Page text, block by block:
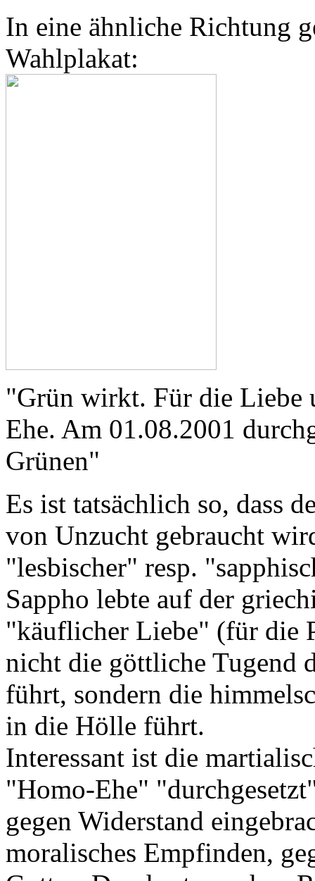
In eine ähnliche Richtung
Wahlplakat:
"Grün wirkt. Für die Liebe
Ehe. Am 01.08.2001
Grünen"
Es ist tatsächlich so, dass
von Unzucht gebraucht
"lesbischer" resp.
Sappho lebte auf der
"käuflicher Liebe" (für die
nicht die göttliche Tugend
führt, sondern die
in die Hölle führt.
Interessant ist die
"Homo-Ehe"
gegen Widerstand
moralisches Empfinden,